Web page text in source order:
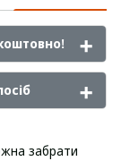
забрати